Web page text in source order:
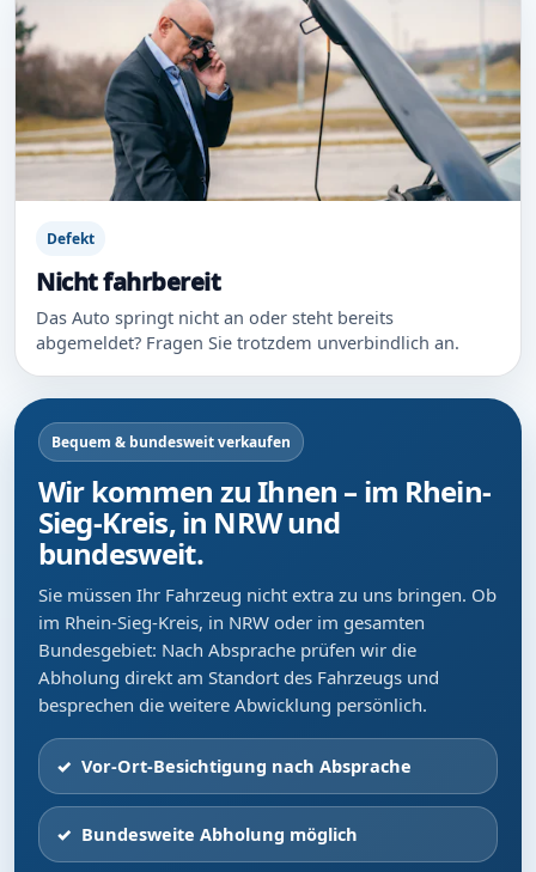
Defekt
Nicht fahrbereit
Das Auto springt nicht an oder steht bereits
abgemeldet? Fragen Sie trotzdem unverbindlich an.
Bequem & bundesweit verkaufen
Wir kommen zu Ihnen – im Rhein-
Sieg-Kreis, in NRW und
bundesweit.
Sie müssen Ihr Fahrzeug nicht extra zu uns bringen. Ob
im Rhein-Sieg-Kreis, in NRW oder im gesamten
Bundesgebiet: Nach Absprache prüfen wir die
Abholung direkt am Standort des Fahrzeugs und
besprechen die weitere Abwicklung persönlich.
Vor-Ort-Besichtigung nach Absprache
Bundesweite Abholung möglich